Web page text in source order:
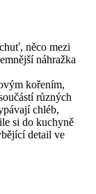
něco mezi
náhražka
kořením,
různých
chléb,
si do kuchyně
detail ve